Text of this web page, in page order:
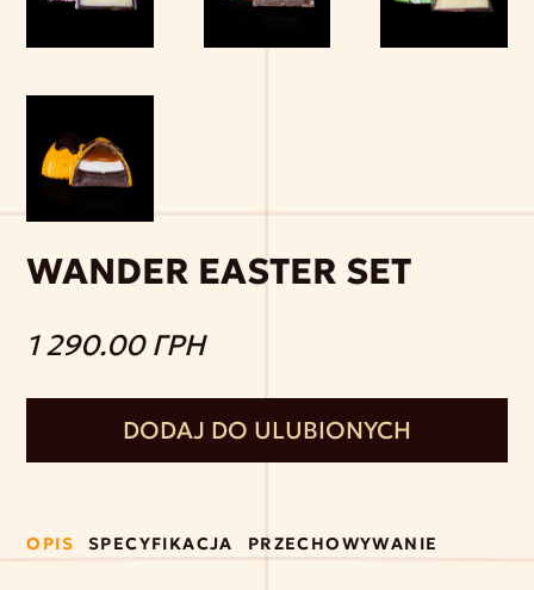
WANDER EASTER SET
1 290.00 ГРН
DODAJ DO ULUBIONYCH
OPIS SPECYFIKACJA PRZECHOWYWANIE